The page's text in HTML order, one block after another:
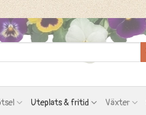
Uteplats & fritid Växter